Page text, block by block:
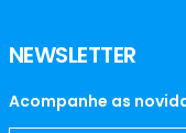
NEWSLETTER
Acompanhe as